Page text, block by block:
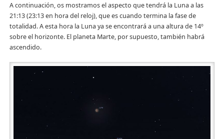
A continuación, os mostramos el aspecto que tendrá la Luna a las
21:13 (23:13 en hora del reloj), que es cuando termina la fase de
totalidad. A esta hora la Luna ya se encontrará a una altura de 14º
sobre el horizonte. El planeta Marte, por supuesto, también habrá
ascendido.